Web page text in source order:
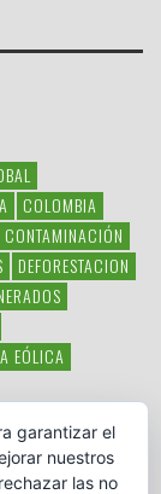
COLOMBIA
CONTAMINACIÓN
DEFORESTACION
EÓLICA
POESÍA
POLITICA
garantizar el
nuestros
las no